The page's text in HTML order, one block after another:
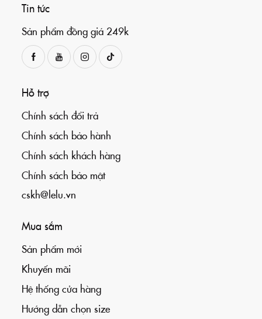
Tin tức
Sản phẩm đồng giá 249k
Hỗ trợ
Chính sách đổi trả
Chính sách bảo hành
Chính sách khách hàng
Chính sách bảo mật
cskh@lelu.vn
Mua sắm
Sản phẩm mới
Khuyến mãi
Hệ thống cửa hàng
Hướng dẫn chọn size